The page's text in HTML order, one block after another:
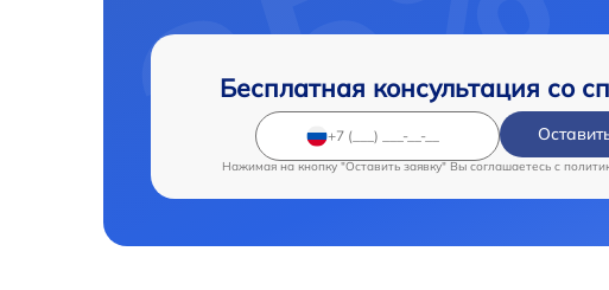
Бесплатная консультация со
Нажимая на кнопку "Оставить заявку" Вы соглашаетесь c